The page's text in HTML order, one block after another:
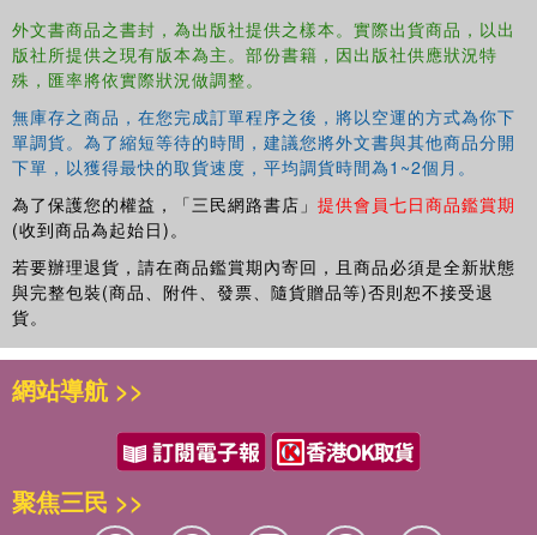
injustices in the world economy. As a solution, Roos
argues that solar technology is best coupled with
strategies for degrowth, which allow for a transition away
ecologically sustainable future.
This book will be of great interest to students and scholars
of solar power, philosophy of technology, and
environmental justice.
外文書商品之書封，為出版社提供之樣本。實際出貨商品，以出
版社所提供之現有版本為主。部份書籍，因出版社供應狀況特
殊，匯率將依實際狀況做調整。
無庫存之商品，在您完成訂單程序之後，將以空運的方式為你下
單調貨。為了縮短等待的時間，建議您將外文書與其他商品分開
下單，以獲得最快的取貨速度，平均調貨時間為1~2個月。
為了保護您的權益，「三民網路書店」 提供會員七日商品鑑賞期
(收到商品為起始日)。
若要辦理退貨，請在商品鑑賞期內寄回，且商品必須是全新狀態
與完整包裝(商品、附件、發票、隨貨贈品等)否則恕不接受退
貨。
網站導航 >>
聚焦三民 >>